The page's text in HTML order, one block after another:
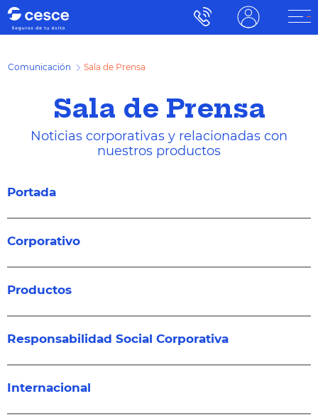
Comunicación Sala de Prensa
Sala de Prensa
Noticias corporativas y relacionadas con
nuestros productos
Portada
Corporativo
Productos
Responsabilidad Social Corporativa
Internacional